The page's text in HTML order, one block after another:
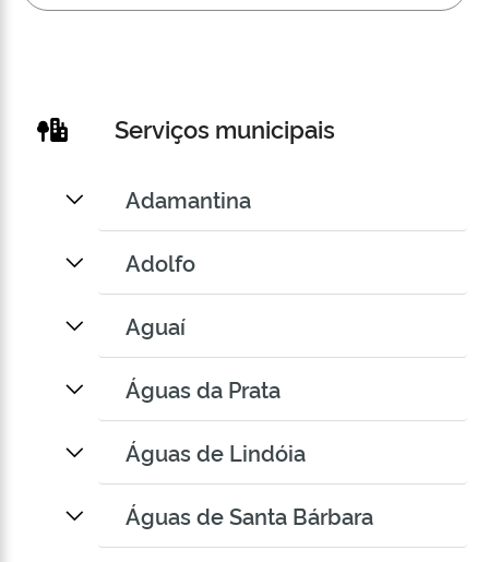
Serviços municipais
Adamantina
Adolfo
Aguaí
Águas da Prata
Águas de Lindóia
Águas de Santa Bárbara